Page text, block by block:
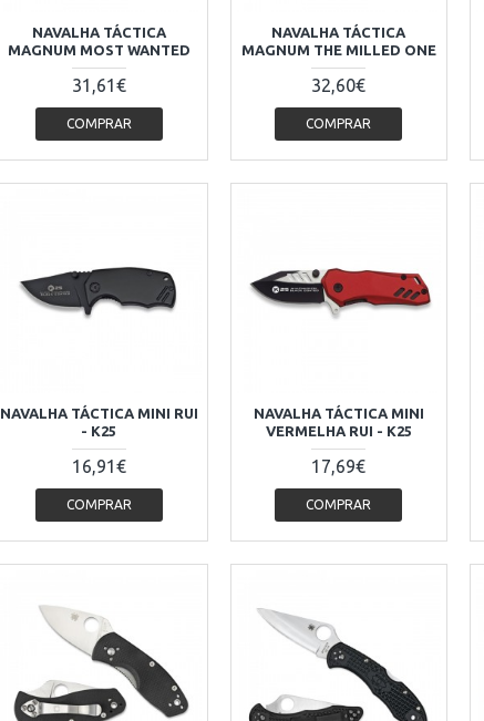
NAVALHA TÁCTICA
MAGNUM MOST WANTED
31,61€
COMPRAR
NAVALHA TÁCTICA
MAGNUM THE MILLED ONE
32,60€
COMPRAR
NAVALHA TÁCTICA MINI RUI
- K25
16,91€
COMPRAR
NAVALHA TÁCTICA MINI
VERMELHA RUI - K25
17,69€
COMPRAR